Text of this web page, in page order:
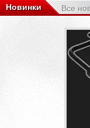
Новинки Все